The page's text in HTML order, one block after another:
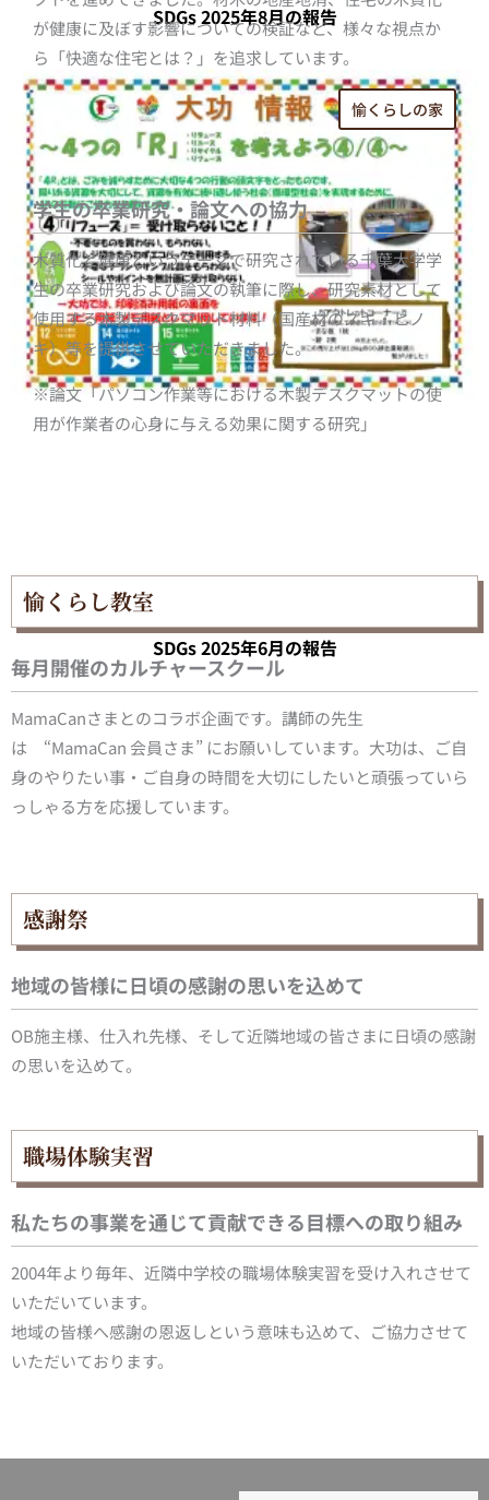
SDGs 2025年8月の報告
SDGs 2025年6月の報告
が健康に及ぼす影響についての検証など、様々な視点か
ら「快適な住宅とは？」を追求しています。
愉くらしの家
学生の卒業研究・論文への協力
木質化と健康というテーマで研究されている千葉大学学
生の卒業研究および論文の執筆に際し、研究素材として
使用する木製デスクマット材料（国産材のスギ・ヒノ
キ）等を提供させていただきました。
※論文「パソコン作業等における木製デスクマットの使
用が作業者の心身に与える効果に関する研究」
愉くらし教室
毎月開催のカルチャースクール
MamaCanさまとのコラボ企画です。講師の先生
は “MamaCan 会員さま” にお願いしています。大功は、ご自
身のやりたい事・ご自身の時間を大切にしたいと頑張っていら
っしゃる方を応援しています。
感謝祭
地域の皆様に日頃の感謝の思いを込めて
OB施主様、仕入れ先様、そして近隣地域の皆さまに日頃の感謝
の思いを込めて。
職場体験実習
私たちの事業を通じて貢献できる目標への取り組み
2004年より毎年、近隣中学校の職場体験実習を受け入れさせて
いただいています。
地域の皆様へ感謝の恩返しという意味も込めて、ご協力させて
いただいております。